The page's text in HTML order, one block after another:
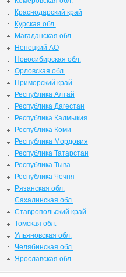
Краснодарский край
Курская обл.
Магаданская обл.
Ненецкий АО
Новосибирская обл.
Орловская обл.
Приморский край
Республика Алтай
Республика Дагестан
Республика Калмыкия
Республика Коми
Республика Мордовия
Республика Татарстан
Республика Тыва
Республика Чечня
Рязанская обл.
Сахалинская обл.
Ставропольский край
Томская обл.
Ульяновская обл.
Челябинская обл.
Ярославская обл.